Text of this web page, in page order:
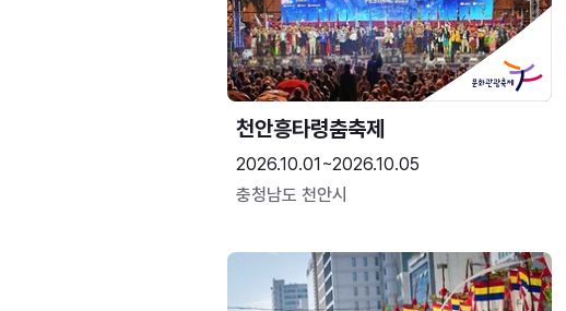
천안흥타령춤축제
2026.10.01~2026.10.05
충청남도 천안시